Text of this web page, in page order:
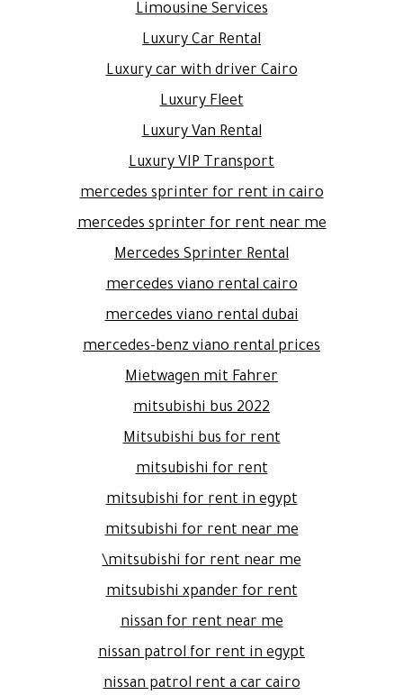
Limousine Services
Luxury Car Rental
Luxury car with driver Cairo
Luxury Fleet
Luxury Van Rental
Luxury VIP Transport
mercedes sprinter for rent in cairo
mercedes sprinter for rent near me
Mercedes Sprinter Rental
mercedes viano rental cairo
mercedes viano rental dubai
mercedes-benz viano rental prices
Mietwagen mit Fahrer
mitsubishi bus 2022
Mitsubishi bus for rent
mitsubishi for rent
mitsubishi for rent in egypt
mitsubishi for rent near me
mitsubishi for rent near me\
mitsubishi xpander for rent
nissan for rent near me
nissan patrol for rent in egypt
nissan patrol rent a car cairo